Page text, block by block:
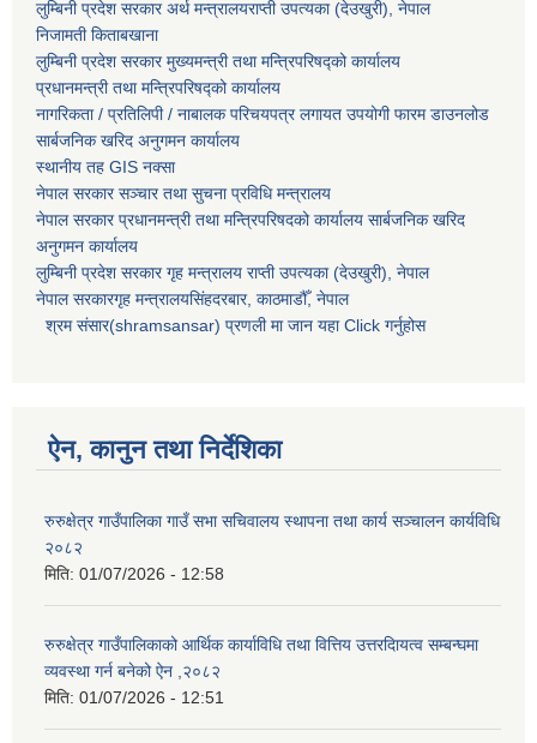
लुम्बिनी प्रदेश सरकार अर्थ मन्त्रालयराप्ती उपत्यका (देउखुरी), नेपाल
निजामती किताबखाना
लुम्बिनी प्रदेश सरकार मुख्यमन्त्री तथा मन्त्रिपरिषद्को कार्यालय
प्रधानमन्त्री तथा मन्त्रिपरिषद्को कार्यालय
नागरिकता / प्रतिलिपी / नाबालक परिचयपत्र लगायत उपयोगी फारम डाउनलोड
सार्बजनिक खरिद अनुगमन कार्यालय
स्थानीय तह GIS नक्सा
नेपाल सरकारसञ्चार तथा सुचना प्रविधि मन्त्रालय
नेपाल सरकार प्रधानमन्त्री तथा मन्त्रिपरिषदको कार्यालय सार्बजनिक खरिद
अनुगमन कार्यालय
लुम्बिनी प्रदेश सरकार गृह मन्त्रालय राप्ती उपत्यका (देउखुरी), नेपाल
नेपाल सरकारगृह मन्त्रालयसिंहदरबार, काठमाडौँ, नेपाल
श्रम संसार(shramsansar) प्रणली मा जान यहा Click गर्नुहोस
ऐन, कानुन तथा निर्देशिका
रुरुक्षेत्र गाउँपालिका गाउँ सभा सचिवालय स्थापना तथा कार्य सञ्चालन कार्यविधि
२०८२
मिति: 01/07/2026 - 12:58
रुरुक्षेत्र गाउँपालिकाको आर्थिक कार्याविधि तथा वित्तिय उत्तरदाियत्व सम्बन्घमा
व्यवस्था गर्न बनेको ऐन ,२०८२
मिति: 01/07/2026 - 12:51